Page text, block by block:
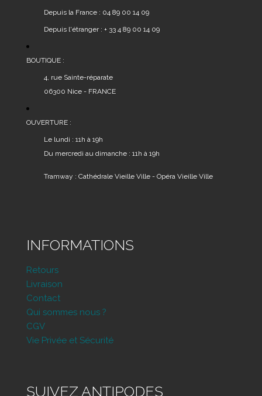
Depuis la France : 04 89 00 14 09
Depuis l'étranger : + 33 4 89 00 14 09
BOUTIQUE :
4, rue Sainte-réparate
06300 Nice - FRANCE
OUVERTURE :
Le lundi : 11h à 19h
Du mercredi au dimanche : 11h à 19h
Tramway : Cathédrale Vieille Ville - Opéra Vieille Ville
INFORMATIONS
Retours
Livraison
Contact
Qui sommes nous ?
CGV
Vie Privée et Sécurité
SUIVEZ ANTIPODES